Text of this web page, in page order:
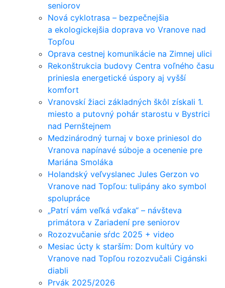
seniorov
Nová cyklotrasa – bezpečnejšia
a ekologickejšia doprava vo Vranove nad
Topľou
Oprava cestnej komunikácie na Zimnej ulici
Rekonštrukcia budovy Centra voľného času
priniesla energetické úspory aj vyšší
komfort
Vranovskí žiaci základných škôl získali 1.
miesto a putovný pohár starostu v Bystrici
nad Pernštejnem
Medzinárodný turnaj v boxe priniesol do
Vranova napínavé súboje a ocenenie pre
Mariána Smoláka
Holandský veľvyslanec Jules Gerzon vo
Vranove nad Topľou: tulipány ako symbol
spolupráce
„Patrí vám veľká vďaka“ – návšteva
primátora v Zariadení pre seniorov
Rozozvučanie sŕdc 2025 + video
Mesiac úcty k starším: Dom kultúry vo
Vranove nad Topľou rozozvučali Cigánski
diabli
Prvák 2025/2026